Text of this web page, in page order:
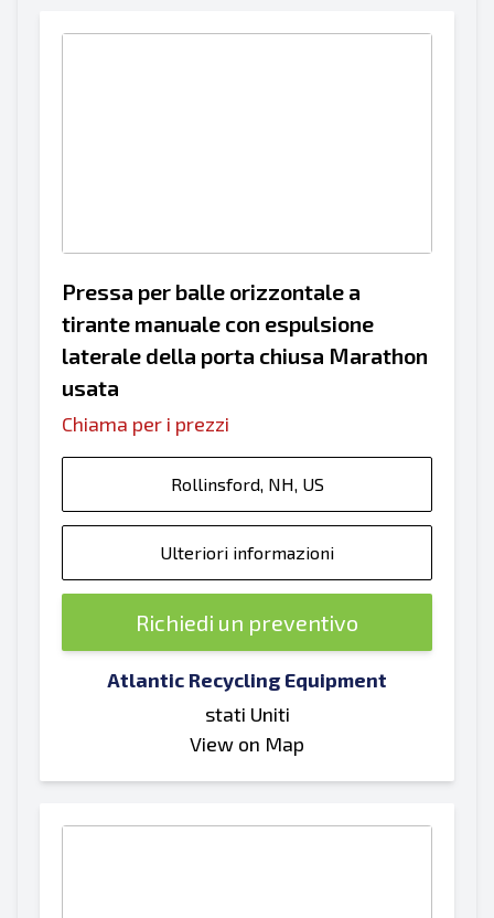
Pressa per balle orizzontale a
tirante manuale con espulsione
laterale della porta chiusa Marathon
usata
Chiama per i prezzi
Rollinsford, NH, US
Ulteriori informazioni
Richiedi un preventivo
Atlantic Recycling Equipment
stati Uniti
View on Map